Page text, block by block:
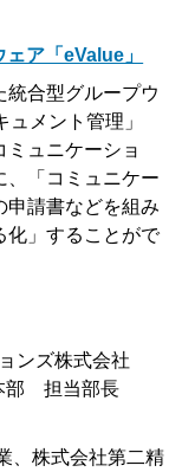
ア「eValue」
統合型グループウ
メント管理」
ミュニケーショ
、「コミュニケー
申請書などを組み
化」することがで
ンズ株式会社
部 担当部長
、株式会社第二精